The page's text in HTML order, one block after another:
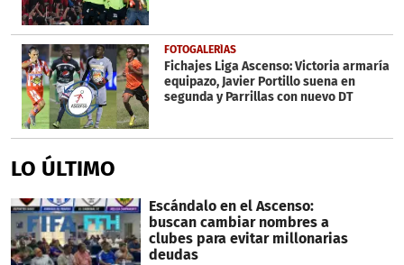
FOTOGALERÍAS
Fichajes Liga Ascenso: Victoria armaría
equipazo, Javier Portillo suena en
segunda y Parrillas con nuevo DT
LO ÚLTIMO
Escándalo en el Ascenso:
buscan cambiar nombres a
clubes para evitar millonarias
deudas